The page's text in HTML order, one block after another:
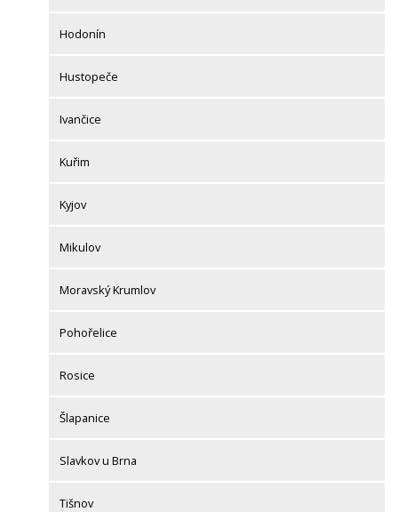
Hodonín
Hustopeče
Ivančice
Kuřim
Kyjov
Mikulov
Moravský Krumlov
Pohořelice
Rosice
Šlapanice
Slavkov u Brna
Tišnov